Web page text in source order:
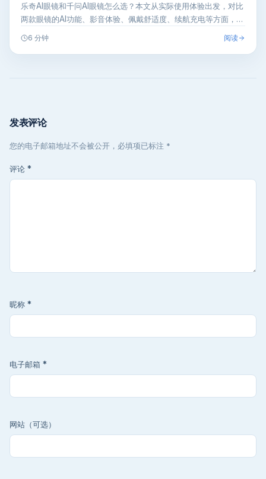
乐奇AI眼镜和千问AI眼镜怎么选？本文从实际使用体验出发，对比
两款眼镜的AI功能、影音体验、佩戴舒适度、续航充电等方面，用
6 分钟 阅读
发表评论
您的电子邮箱地址不会被公开，必填项已标注 *
评论 *
昵称 *
电子邮箱 *
网站（可选）